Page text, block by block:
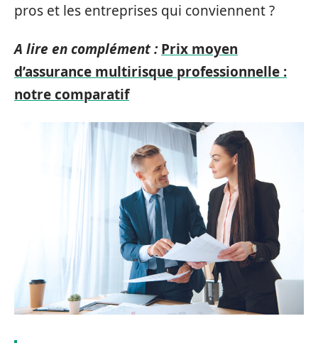
pros et les entreprises qui conviennent ?
A lire en complément : Prix moyen
d’assurance multirisque professionnelle :
notre comparatif